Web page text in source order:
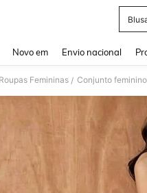
Novo em Envio nacional
Roupas Femininas / Conjunto feminino